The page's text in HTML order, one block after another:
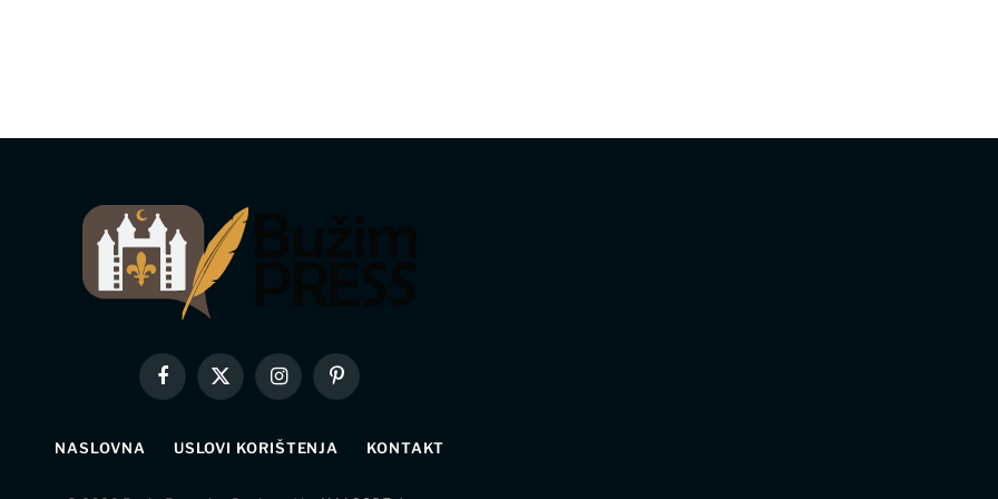
Facebook
X
InstagramPinterest
NASLOVNA USLOVI KORIŠTENJA KONTAKT